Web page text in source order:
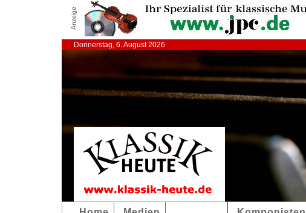
Anzeige
Donnerstag, 6. August 2026